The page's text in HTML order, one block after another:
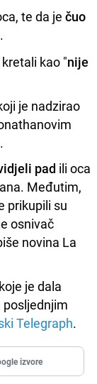
te da je čuo
.
kao "nije
je nadzirao
pad ili oca
Međutim,
prikupili su
osnivač
novina La
je dala
posljednjim
Telegraph.
izvore